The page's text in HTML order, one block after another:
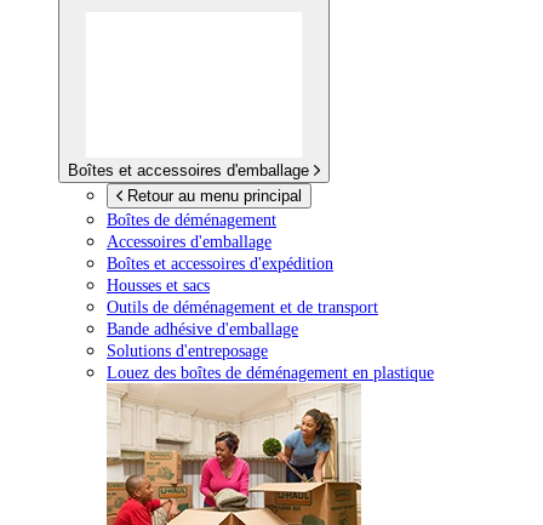
Boîtes et accessoires d'emballage
Retour au menu principal
Boîtes de déménagement
Accessoires d'emballage
Boîtes et accessoires d'expédition
Housses et sacs
Outils de déménagement et de transport
Bande adhésive d'emballage
Solutions d'entreposage
Louez des boîtes de déménagement en plastique